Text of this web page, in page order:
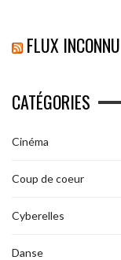
FLUX INCONNU
CATÉGORIES
Cinéma
Coup de coeur
Cyberelles
Danse